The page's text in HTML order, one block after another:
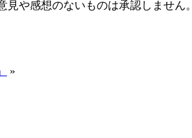
や感想のないものは承認しません。
»